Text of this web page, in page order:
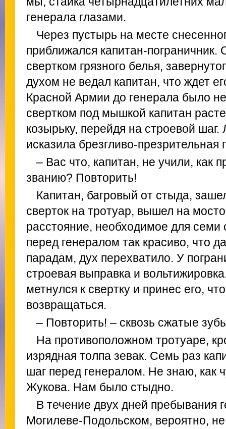
генерала глазами.
Через пустырь на месте
приближался капитан-
свертком грязного белья,
духом не ведал капитан, что ждет
Красной Армии до генерала было
свертком под мышкой капитан
козырьку, перейдя на строевой
исказила брезгливо-презрительная
– Вас что, капитан, не учили, как
званию? Повторить!
Капитан, багровый от стыда,
сверток на тротуар, вышел на
расстояние, необходимое для
перед генералом так красиво, что
парадам, дух перехватило. У
строевая выправка и
метнулся к свертку и принес его,
возвращаться.
– Повторить! – сквозь сжатые
На противоположном тротуаре,
изрядная толпа зевак. Семь раз
шаг перед генералом. Не знаю, как
Жукова. Нам было стыдно.
В течение двух дней пребывания
Могилеве-Подольском, вероятно,